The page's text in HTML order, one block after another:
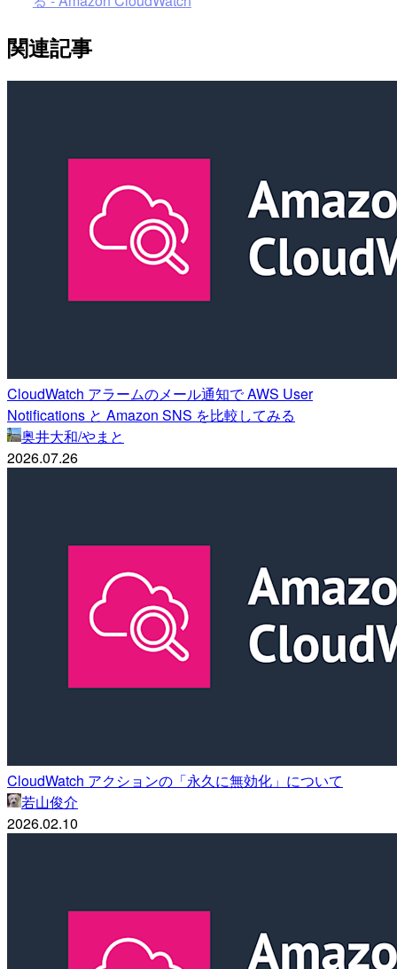
関連記事
CloudWatch アラームのメール通知で AWS User
Notifications と Amazon SNS を比較してみる
奥井大和/やまと
2026.07.26
CloudWatch アクションの「永久に無効化」について
若山俊介
2026.02.10